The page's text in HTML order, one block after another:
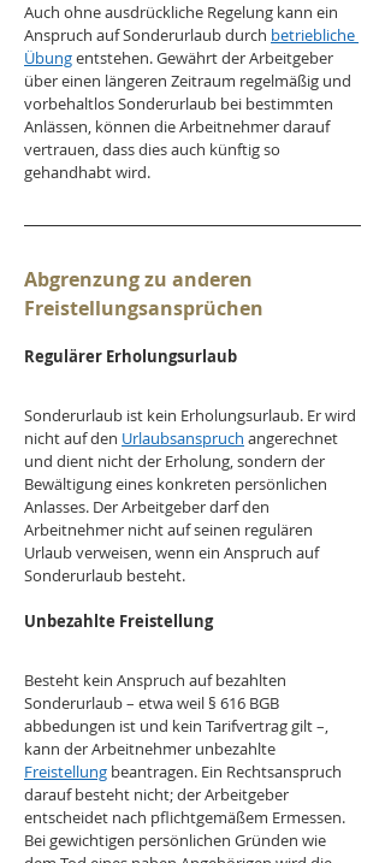
Auch ohne ausdrückliche Regelung kann ein
Anspruch auf Sonderurlaub durch betriebliche
Übung entstehen. Gewährt der Arbeitgeber
über einen längeren Zeitraum regelmäßig und
vorbehaltlos Sonderurlaub bei bestimmten
Anlässen, können die Arbeitnehmer darauf
vertrauen, dass dies auch künftig so
gehandhabt wird.
Abgrenzung zu anderen
Freistellungsansprüchen
Regulärer Erholungsurlaub
Sonderurlaub ist kein Erholungsurlaub. Er wird
nicht auf den Urlaubsanspruch angerechnet
und dient nicht der Erholung, sondern der
Bewältigung eines konkreten persönlichen
Anlasses. Der Arbeitgeber darf den
Arbeitnehmer nicht auf seinen regulären
Urlaub verweisen, wenn ein Anspruch auf
Sonderurlaub besteht.
Unbezahlte Freistellung
Besteht kein Anspruch auf bezahlten
Sonderurlaub – etwa weil § 616 BGB
abbedungen ist und kein Tarifvertrag gilt –,
kann der Arbeitnehmer unbezahlte
Freistellung beantragen. Ein Rechtsanspruch
darauf besteht nicht; der Arbeitgeber
entscheidet nach pflichtgemäßem Ermessen.
Bei gewichtigen persönlichen Gründen wie